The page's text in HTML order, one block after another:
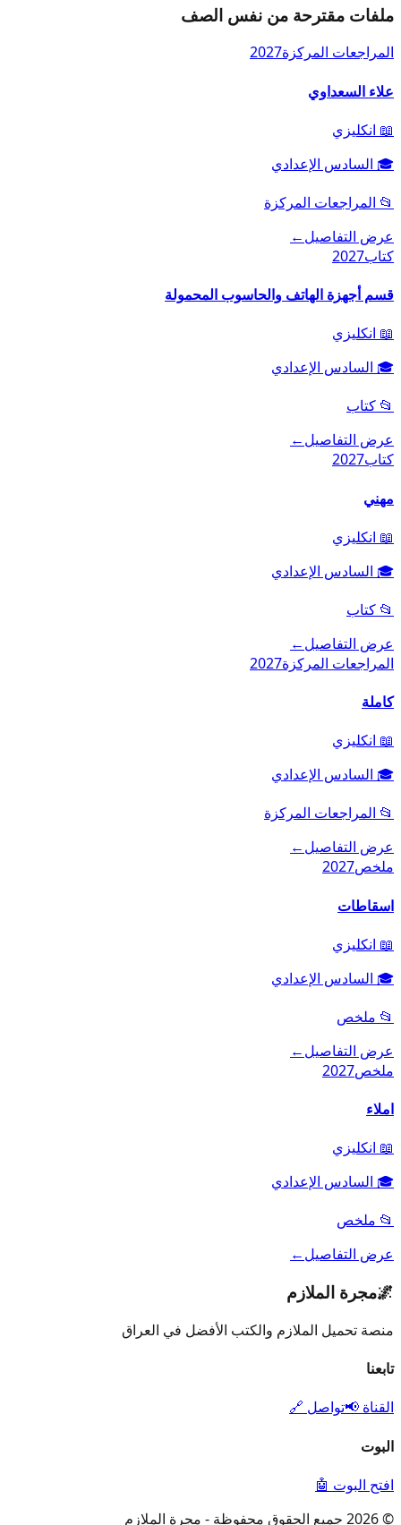
ملفات مقترحة من نفس الصف
المراجعات المركزة2027
علاء السعداوي
📖 انكليزي
🎓 السادس الإعدادي
📂 المراجعات المركزة
عرض التفاصيل←
كتاب2027
قسم أجهزة الهاتف والحاسوب المحمولة
📖 انكليزي
🎓 السادس الإعدادي
📂 كتاب
عرض التفاصيل←
كتاب2027
مهني
📖 انكليزي
🎓 السادس الإعدادي
📂 كتاب
عرض التفاصيل←
المراجعات المركزة2027
كاملة
📖 انكليزي
🎓 السادس الإعدادي
📂 المراجعات المركزة
عرض التفاصيل←
ملخص2027
اسقاطات
📖 انكليزي
🎓 السادس الإعدادي
📂 ملخص
عرض التفاصيل←
ملخص2027
املاء
📖 انكليزي
🎓 السادس الإعدادي
📂 ملخص
عرض التفاصيل←
🌌مجرة الملازم
منصة تحميل الملازم والكتب الأفضل في العراق
تابعنا
القناة 📢تواصل 🔗
البوت
افتح البوت 🤖
© 2026 جميع الحقوق محفوظة - مجرة الملازم